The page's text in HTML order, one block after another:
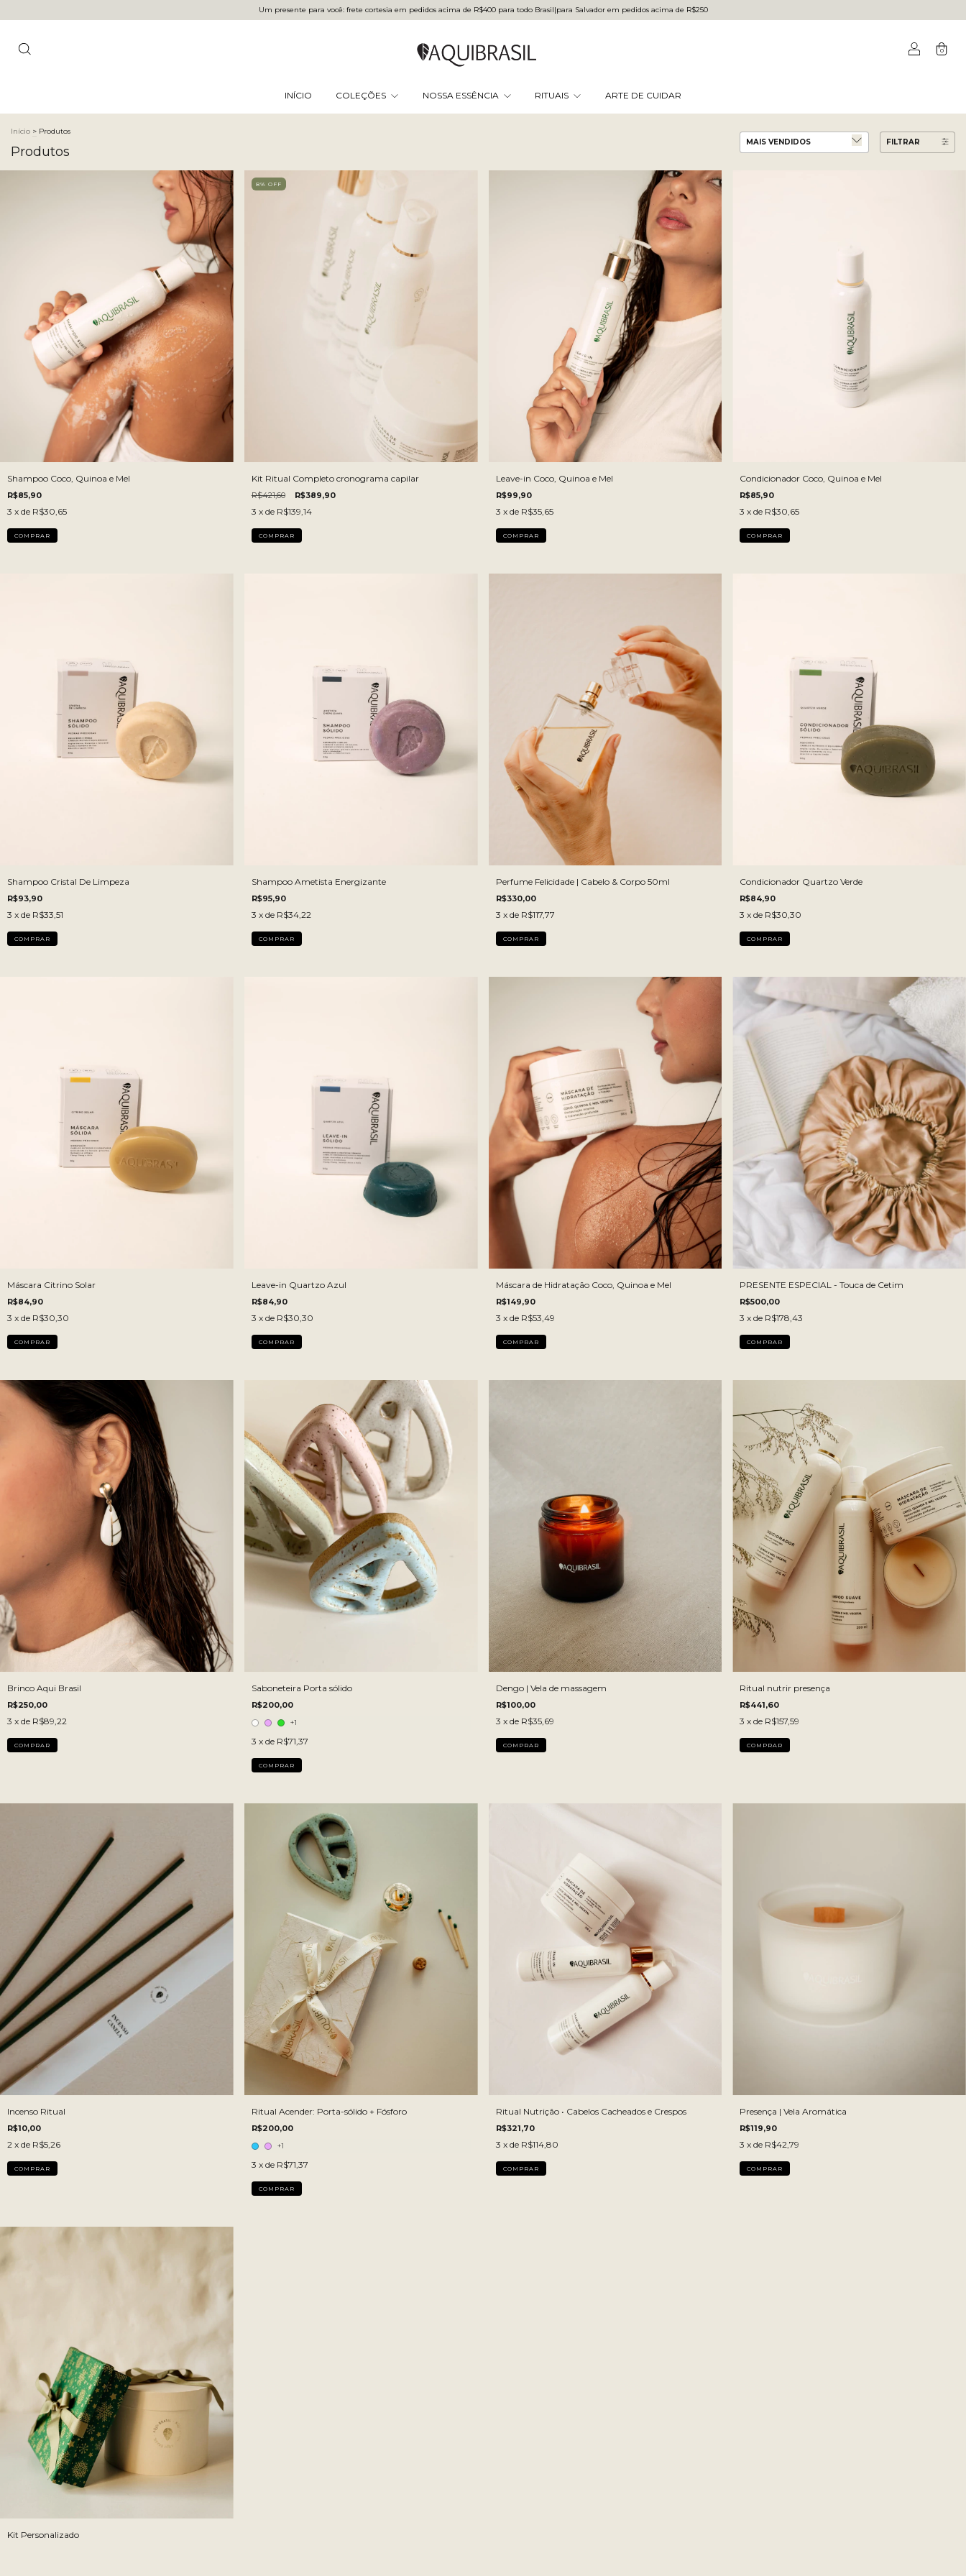
Um presente para você: frete cortesia em pedidos acima de R$400 para todo Brasilㅤ|ㅤpara Salvador em pedidos acima de R$250
0
INÍCIO COLEÇÕES NOSSA ESSÊNCIA RITUAIS ARTE DE CUIDAR
Início > Produtos
Produtos
FILTRAR
LITRO:
200 ML
200 ML
1 LITRO
Shampoo Coco, Quinoa e Mel
R$85,90
3 x de R$30,65
8% OFF
Kit Ritual Completo cronograma capilar
R$421,60 R$389,90
3 x de R$139,14
LITRO:200 ML
200 ML
1 LITRO
Leave-in Coco, Quinoa e Mel
R$99,90
3 x de R$35,65
200 ML
200 ML
1 LITRO
Condicionador Coco, Quinoa e Mel
R$85,90
3 x de R$30,65
Shampoo Cristal De Limpeza
R$93,90
3 x de R$33,51
Shampoo Ametista Energizante
R$95,90
3 x de R$34,22
TAMANHO:50 ML
50 ML
Perfume Felicidade | Cabelo & Corpo 50ml
R$330,00
3 x de R$117,77
Condicionador Quartzo Verde
R$84,90
3 x de R$30,30
Máscara Citrino Solar
R$84,90
3 x de R$30,30
Leave-in Quartzo Azul
R$84,90
3 x de R$30,30
LITRO:200 ML
200 ML
1 LITRO
Máscara de Hidratação Coco, Quinoa e Mel
R$149,90
3 x de R$53,49
PRESENTE ESPECIAL - Touca de Cetim
R$500,00
3 x de R$178,43
Brinco Aqui Brasil
R$250,00
3 x de R$89,22
Saboneteira Porta sólido
R$200,00
+1
3 x de R$71,37
TAMANHO:100 G
100 G
Dengo | Vela de massagem
R$100,00
3 x de R$35,69
Ritual nutrir presença
R$441,60
3 x de R$157,59
Incenso Ritual
R$10,00
2 x de R$5,26
Ritual Acender: Porta-sólido + Fósforo
R$200,00
+1
3 x de R$71,37
Ritual Nutrição • Cabelos Cacheados e Crespos
R$321,70
3 x de R$114,80
Presença | Vela Aromática
R$119,90
3 x de R$42,79
Kit Personalizado